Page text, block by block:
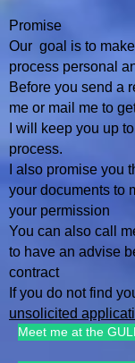
Promise
Our goal is to
process personal
Before you send a
me or mail me to
I will keep you up
process.
I also promise you
your documents to
your permission
You can also call
to have an advise
contract
If you do not find
unsolicited
Meet me at the